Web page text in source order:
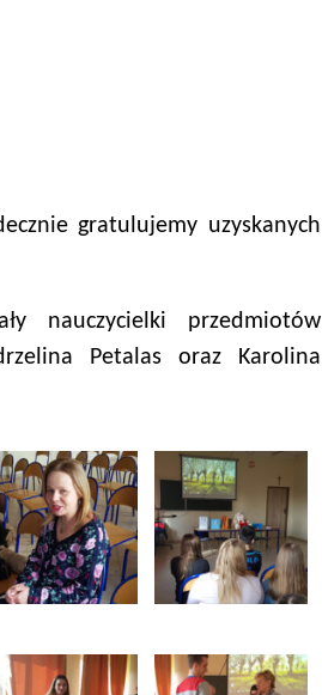
gratulujemy uzyskanych
nauczycielki przedmiotów
Petalas oraz Karolina